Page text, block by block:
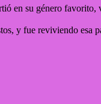
en su género favorito,
y fue reviviendo esa